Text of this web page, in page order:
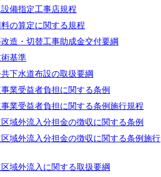
備指定工事店規程
の算定に関する規程
造・切替工事助成金交付要綱
基準
下水道布設の取扱要綱
業受益者負担に関する条例
業受益者負担に関する条例施行規程
域外流入分担金の徴収に関する条例
域外流入分担金の徴収に関する条例施行
域外流入に関する取扱要綱